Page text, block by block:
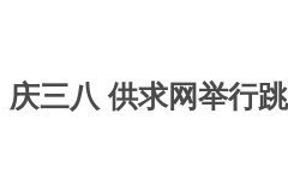
庆三八 供求网举行